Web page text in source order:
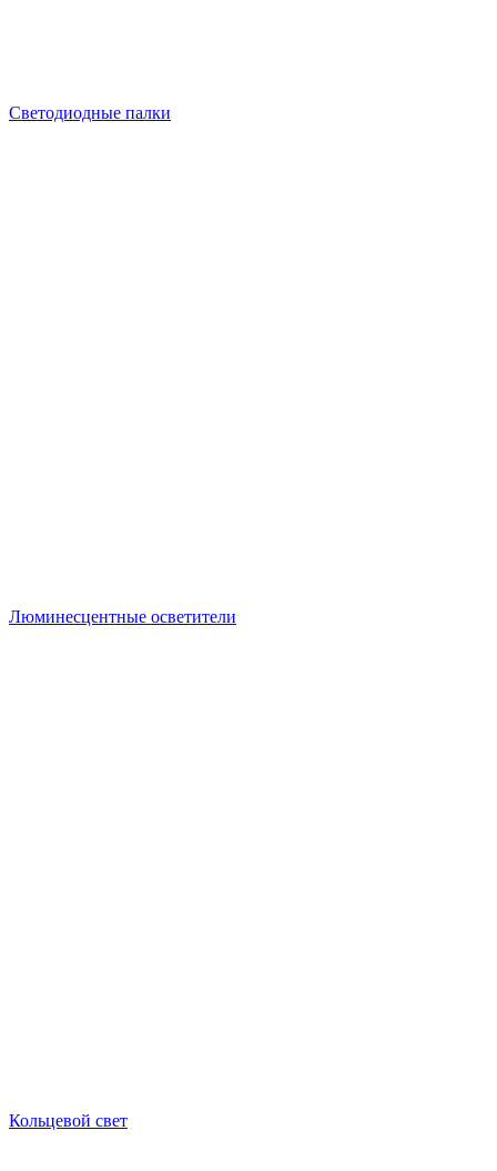
Светодиодные палки
Люминесцентные осветители
Кольцевой свет